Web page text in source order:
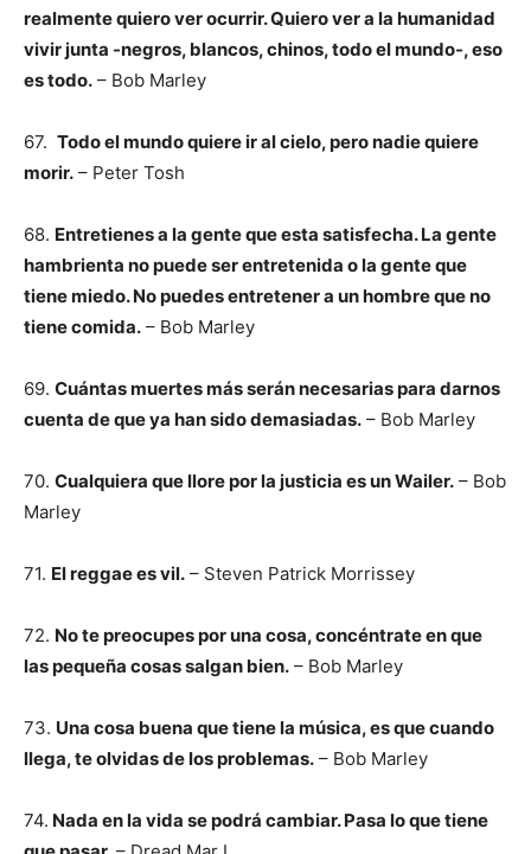
realmente quiero ver ocurrir. Quiero ver a la humanidad
vivir junta -negros, blancos, chinos, todo el mundo-, eso
es todo. – Bob Marley
67. Todo el mundo quiere ir al cielo, pero nadie quiere
morir. – Peter Tosh
68. Entretienes a la gente que esta satisfecha. La gente
hambrienta no puede ser entretenida o la gente que
tiene miedo. No puedes entretener a un hombre que no
tiene comida. – Bob Marley
69. Cuántas muertes más serán necesarias para darnos
cuenta de que ya han sido demasiadas. – Bob Marley
70. Cualquiera que llore por la justicia es un Wailer. – Bob
Marley
71. El reggae es vil. – Steven Patrick Morrissey
72. No te preocupes por una cosa, concéntrate en que
las pequeña cosas salgan bien. – Bob Marley
73. Una cosa buena que tiene la música, es que cuando
llega, te olvidas de los problemas. – Bob Marley
74. Nada en la vida se podrá cambiar. Pasa lo que tiene